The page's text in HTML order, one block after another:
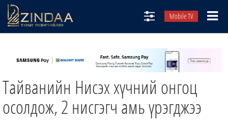
Mobile TV
ТВ8
ӨГЛӨӨНИЙ СОНИН
ЗИНДАА СЭТГҮҮЛ
Тайванийн Нисэх хүчний онгоц
осолдож, 2 нисгэгч амь үрэгджээ